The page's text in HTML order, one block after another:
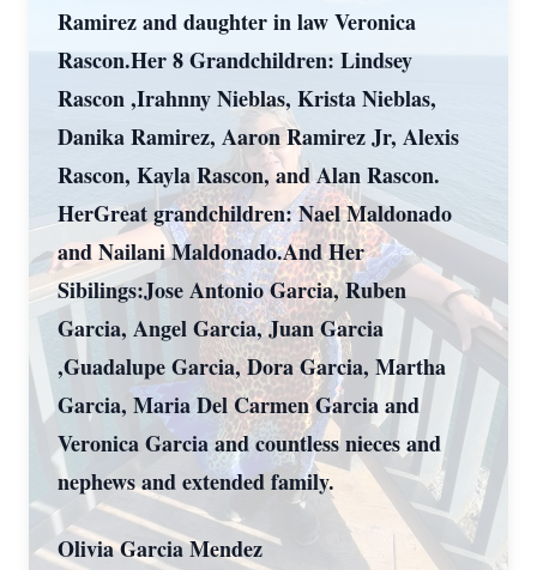
Ramirez and daughter in law Veronica
Rascon.Her 8 Grandchildren: Lindsey
Rascon ,Irahnny Nieblas, Krista Nieblas,
Danika Ramirez, Aaron Ramirez Jr, Alexis
Rascon, Kayla Rascon, and Alan Rascon.
HerGreat grandchildren: Nael Maldonado
and Nailani Maldonado.And Her
Sibilings:Jose Antonio Garcia, Ruben
Garcia, Angel Garcia, Juan Garcia
,Guadalupe Garcia, Dora Garcia, Martha
Garcia, Maria Del Carmen Garcia and
Veronica Garcia and countless nieces and
nephews and extended family.
Olivia Garcia Mendez